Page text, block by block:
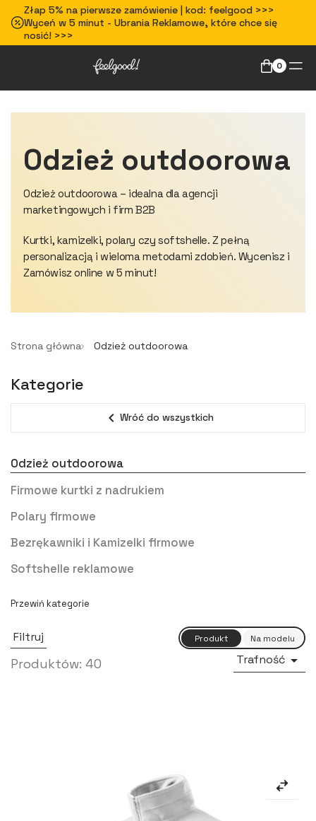
Złap 5% na pierwsze zamówienie | kod: feelgood >>>
Wyceń w 5 minut - Ubrania Reklamowe, które chce się
nosić! >>>
0
Odzież outdoorowa
Odzież outdoorowa – idealna dla agencji
marketingowych i firm B2B
Kurtki, kamizelki, polary czy softshelle. Z pełną
personalizacją i wieloma metodami zdobień. Wycenisz i
Zamówisz online w 5 minut!
Strona główna Odzież outdoorowa
Kategorie
expand_less Wróć do wszystkich
Odzież outdoorowa
Firmowe kurtki z nadrukiem
Polary firmowe
Bezrękawniki i Kamizelki firmowe
Softshelle reklamowe
Filtruj
Produktów: 40 Trafność 